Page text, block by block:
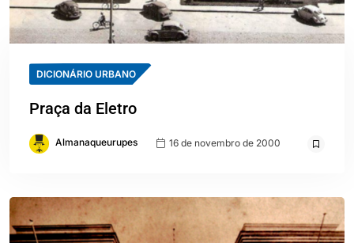
DICIONÁRIO URBANO
Praça da Eletro
Almanaqueurupes 16 de novembro de 2000